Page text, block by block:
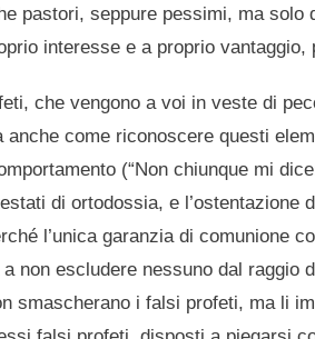
pastori, seppure pessimi, ma solo
interesse e a proprio vantaggio,
che vengono a voi in veste di
anche come riconoscere questi
(“Non chiunque mi
di ortodossia, e
l’unica garanzia di comunione
non escludere nessuno dal raggio
smascherano i falsi profeti, ma li